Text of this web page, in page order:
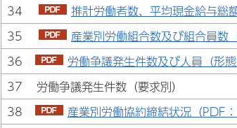
34
推計労働者数、平均現金給与総
35
産業別労働組合数及び組合員数
36
労働争議発生件数及び人員（形
37 労働争議発生件数（要求別）
38
産業別労働協約締結状況（PDF